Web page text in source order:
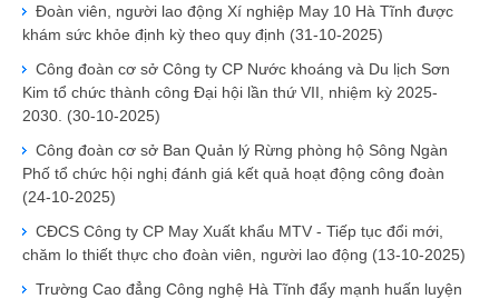
Đoàn viên, người lao động Xí nghiệp May 10 Hà Tĩnh được
khám sức khỏe định kỳ theo quy định (31-10-2025)
Công đoàn cơ sở Công ty CP Nước khoáng và Du lịch Sơn
Kim tổ chức thành công Đại hội lần thứ VII, nhiệm kỳ 2025-
2030. (30-10-2025)
Công đoàn cơ sở Ban Quản lý Rừng phòng hộ Sông Ngàn
Phố tổ chức hội nghị đánh giá kết quả hoạt động công đoàn
(24-10-2025)
CĐCS Công ty CP May Xuất khẩu MTV - Tiếp tục đổi mới,
chăm lo thiết thực cho đoàn viên, người lao động (13-10-2025)
Trường Cao đẳng Công nghệ Hà Tĩnh đẩy mạnh huấn luyện